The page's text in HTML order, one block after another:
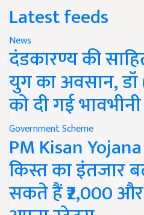
Latest feeds
News
दंडकारण्य की
युग का अवसान, डॉ
को दी गई भावभीनी
Government Scheme
PM Kisan
किस्त का इंतजार
सकते हैं ₹2,000